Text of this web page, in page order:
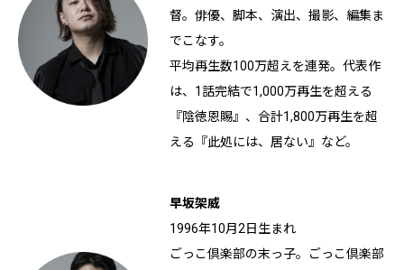
督。俳優、脚本、演出、撮影、編集ま
でこなす。
平均再生数100万超えを連発。代表作
は、1話完結で1,000万再生を超える
『陰徳恩賜』、合計1,800万再生を超
える『此処には、居ない』など。
早坂架威
1996年10月2日生まれ
ごっこ倶楽部の末っ子。ごっこ倶楽部